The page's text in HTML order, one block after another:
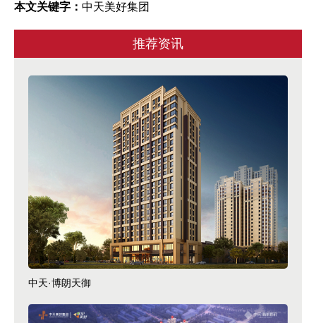
本文关键字： 中天美好集团
推荐资讯
中天·博朗天御